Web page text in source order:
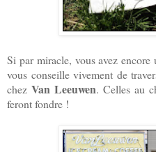
Si par miracle, vous avez
vous conseille vivement de
chez Van Leeuwen. Celles au
feront fondre !